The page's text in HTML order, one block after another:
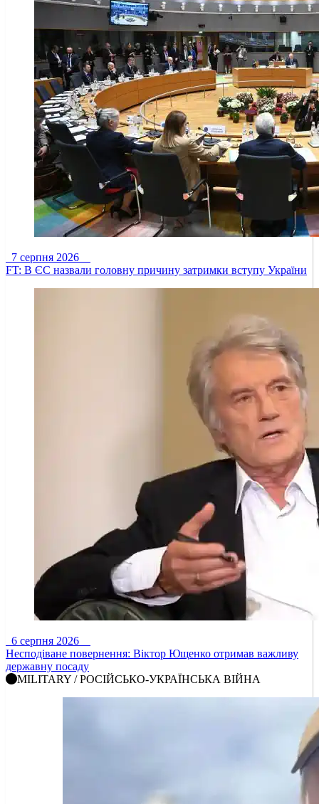
7 серпня 2026
FT: В ЄС назвали головну причину затримки вступу України
6 серпня 2026
Несподіване повернення: Віктор Ющенко отримав важливу
державну посаду
MILITARY / РОСІЙСЬКО-УКРАЇНСЬКА ВІЙНА